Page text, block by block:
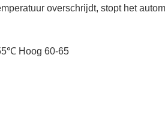
overschrijdt, stopt het
Hoog 60-65